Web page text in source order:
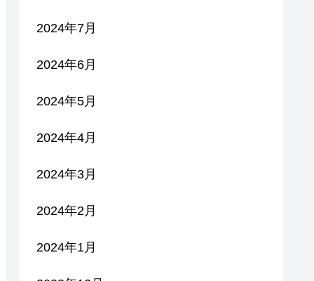
2024年7月
2024年6月
2024年5月
2024年4月
2024年3月
2024年2月
2024年1月